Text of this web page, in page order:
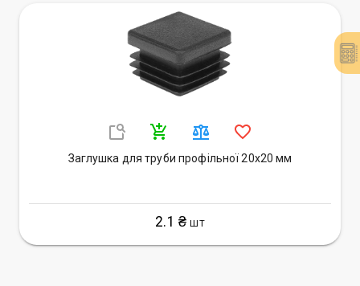
Заглушка для труби профільної 20х20 мм
2.1 ₴ШТ